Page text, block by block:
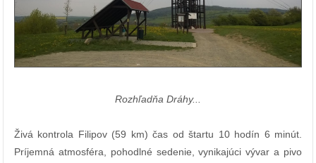
Rozhľadňa Dráhy...
Živá kontrola Filipov (59 km) čas od štartu 10 hodín 6 minút.
Príjemná atmosféra, pohodlné sedenie, vynikajúci vývar a pivo